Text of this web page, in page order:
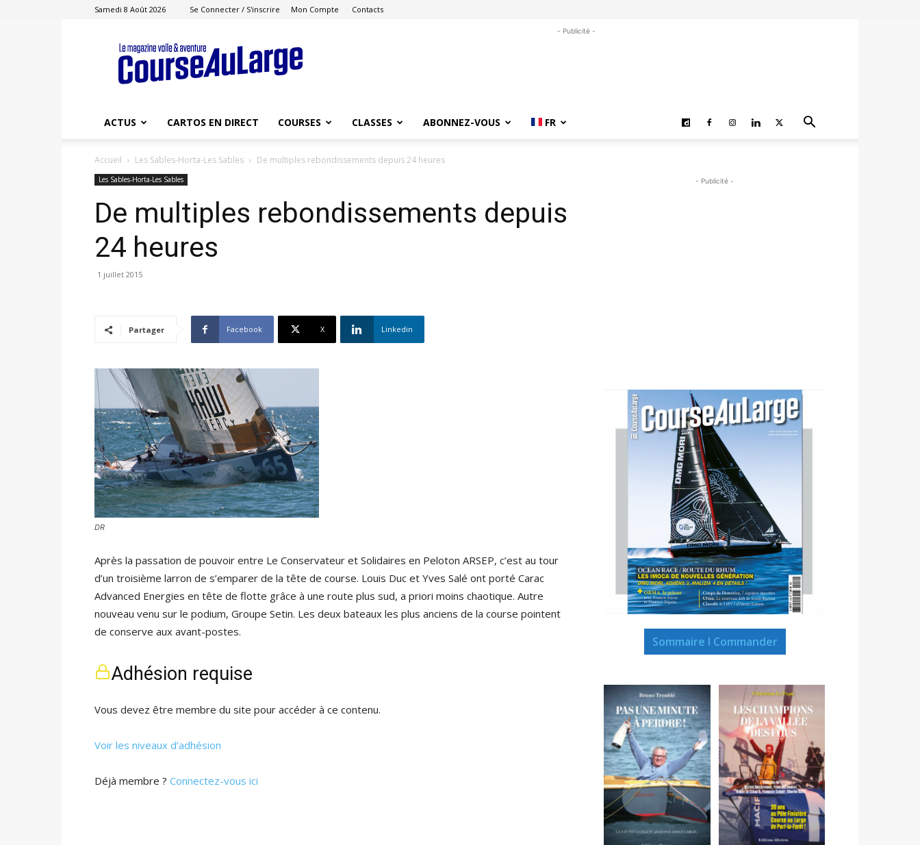
Samedi 8 Août 2026 Se Connecter / S'inscrire Mon Compte Contacts
Course
au
Large
- Publicité -
ACTUS CARTOS EN DIRECT COURSES CLASSES ABONNEZ-VOUS FR
Accueil Les Sables-Horta-Les Sables De multiples rebondissements depuis 24 heures
Les Sables-Horta-Les Sables
De multiples rebondissements depuis
24 heures
1 juillet 2015
Partager Facebook X Linkedin
DR
Après la passation de pouvoir entre Le Conservateur et Solidaires en Peloton ARSEP, c’est au tour
d’un troisième larron de s’emparer de la tête de course. Louis Duc et Yves Salé ont porté Carac
Advanced Energies en tête de flotte grâce à une route plus sud, a priori moins chaotique. Autre
nouveau venu sur le podium, Groupe Setin. Les deux bateaux les plus anciens de la course pointent
de conserve aux avant-postes.
Adhésion requise
Vous devez être membre du site pour accéder à ce contenu.
Voir les niveaux d’adhésion
Déjà membre ? Connectez-vous ici
- Publicité -
Sommaire I Commander